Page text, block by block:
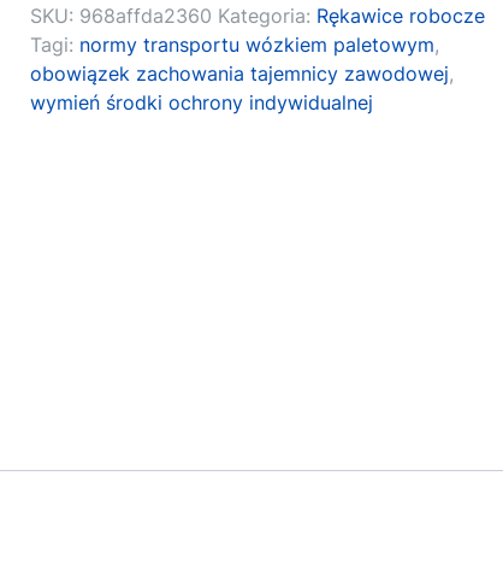
SKU: 968affda2360 Kategoria: Rękawice robocze
Tagi: normy transportu wózkiem paletowym,
obowiązek zachowania tajemnicy zawodowej,
wymień środki ochrony indywidualnej